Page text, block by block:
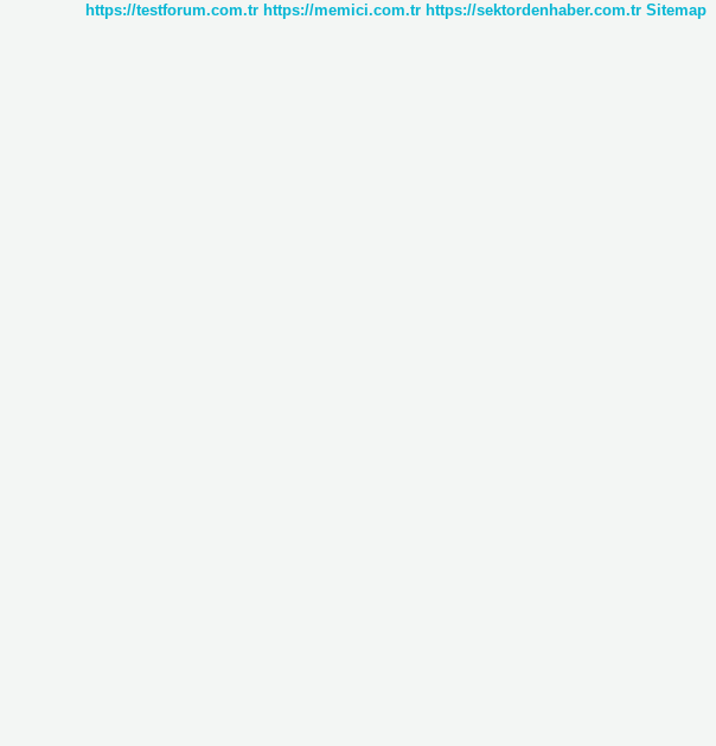
https://testforum.com.tr https://memici.com.tr https://sektordenhaber.com.tr Sitemap